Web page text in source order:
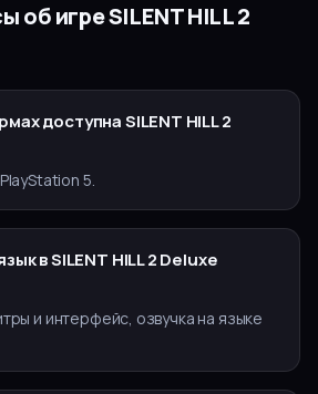
об игреSILENT HILL 2
доступна SILENT HILL 2
5.
в SILENT HILL 2 Deluxe
и интерфейс, озвучка на языке